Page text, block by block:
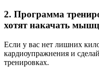
2. Программа
хотят накачать
Если у вас нет лишних
кардиоупражнения и
тренировках.